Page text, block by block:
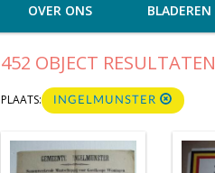
OVER ONS BLADEREN
452 OBJECT RESULTATEN
PLAATS: INGELMUNSTER